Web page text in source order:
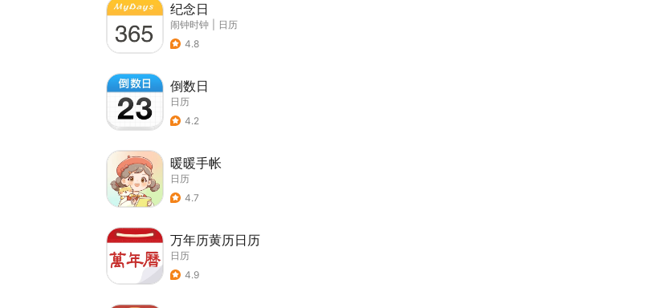
纪念日
闹钟时钟
日历
4.8
倒数日
日历
4.2
暖暖手帐
日历
4.7
万年历黄历日历
日历
4.9